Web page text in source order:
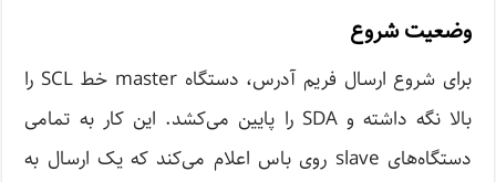
وضعیت شروع
برای شروع ارسال فریم آدرس، دستگاه master خط SCL را
بالا نگه داشته و SDA را پایین می‌کشد. این کار به تمامی
دستگاه‌های slave روی باس اعلام می‌کند که یک ارسال به